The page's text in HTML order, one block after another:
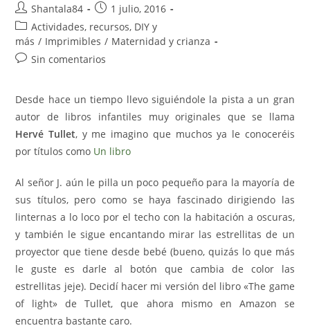
Autor
de
la
entrada:
Shantala84
Publicación
de
la
1 julio, 2016
Categoría
de
la
Actividades, recursos, DIY y
más / Imprimibles / Maternidad y crianza
Comentarios
entrada:
Sin comentarios
Desde hace un tiempo llevo siguiéndole la pista a un gran
autor de libros infantiles muy originales que se llama
Hervé Tullet, y me imagino que muchos ya le conoceréis
por títulos como Un libro
Al señor J. aún le pilla un poco pequeño para la mayoría de
sus títulos, pero como se haya fascinado dirigiendo las
linternas a lo loco por el techo con la habitación a oscuras,
y también le sigue encantando mirar las estrellitas de un
proyector que tiene desde bebé (bueno, quizás lo que más
le guste es darle al botón que cambia de color las
estrellitas jeje). Decidí hacer mi versión del libro «The game
of light» de Tullet, que ahora mismo en Amazon se
encuentra bastante caro.